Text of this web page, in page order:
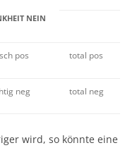
NEIN
pos total pos
neg total neg
wird, so könnte eine